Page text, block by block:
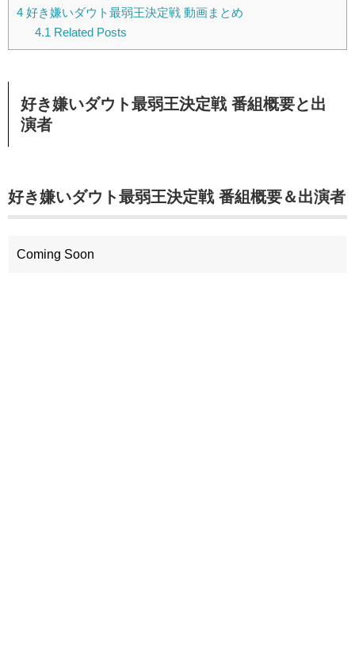
4 好き嫌いダウト最弱王決定戦 動画まとめ
4.1 Related Posts
好き嫌いダウト最弱王決定戦 番組概要と出
演者
好き嫌いダウト最弱王決定戦 番組概要＆出演者
Coming Soon